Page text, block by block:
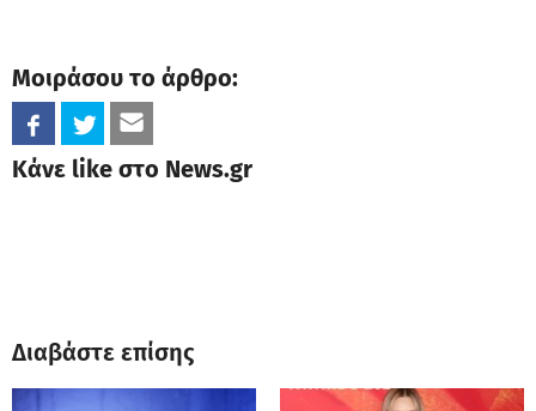
Μοιράσου το άρθρο:
Κάνε like στο News.gr
Διαβάστε επίσης